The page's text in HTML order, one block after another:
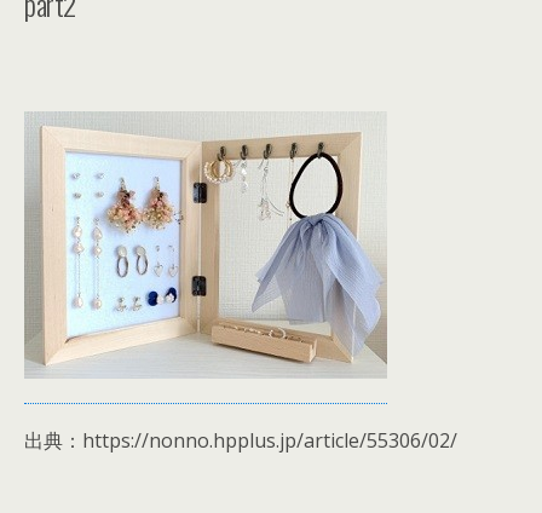
出典：https://nonno.hpplus.jp/article/55306/02/